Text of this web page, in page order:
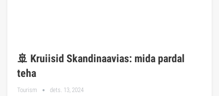
🚢 Kruiisid Skandinaavias: mida pardal
teha
Tourism dets. 13, 2024